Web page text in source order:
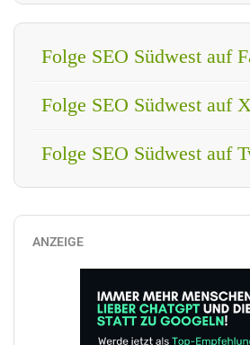
Folge SEO Südwest auf
Folge SEO Südwest auf
Folge SEO Südwest auf
ANZEIGE